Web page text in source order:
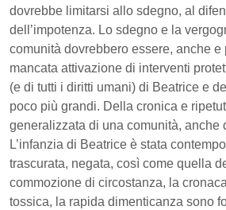
dovrebbe limitarsi allo sdegno, al
dell’impotenza. Lo sdegno e la
comunità dovrebbero essere, anche
mancata attivazione di interventi
(e di tutti i diritti umani) di Beatrice e
poco più grandi. Della cronica e
generalizzata di una comunità, anche
L’infanzia di Beatrice è stata
trascurata, negata, così come quella
commozione di circostanza, la
tossica, la rapida dimenticanza sono